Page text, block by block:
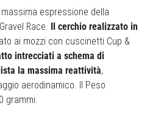
espressione della
Race.
Il cerchio realizzato in
ai mozzi con cuscinetti Cup &
intrecciati a schema di
la massima reattività,
aerodinamico. Il Peso
grammi.